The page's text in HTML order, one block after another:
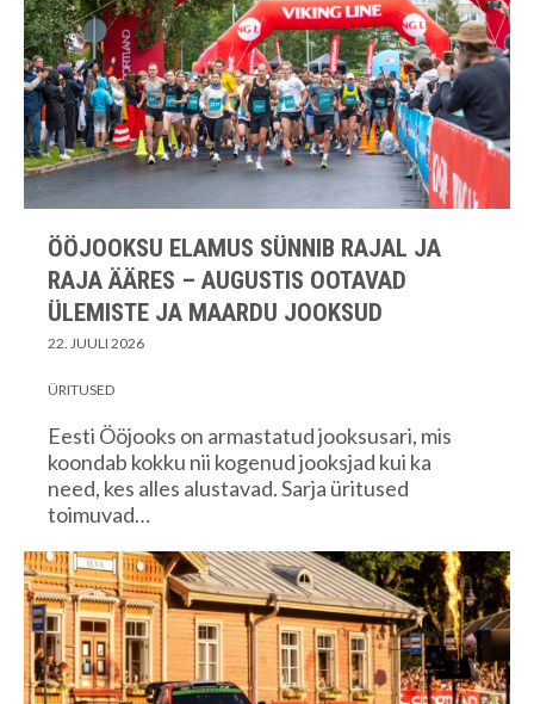
ÖÖJOOKSU ELAMUS SÜNNIB RAJAL JA
RAJA ÄÄRES – AUGUSTIS OOTAVAD
ÜLEMISTE JA MAARDU JOOKSUD
22. JUULI 2026
ÜRITUSED
Eesti Ööjooks on armastatud jooksusari, mis
koondab kokku nii kogenud jooksjad kui ka
need, kes alles alustavad. Sarja üritused
toimuvad…